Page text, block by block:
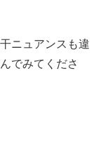
ニュアンスも違
でみてくださ